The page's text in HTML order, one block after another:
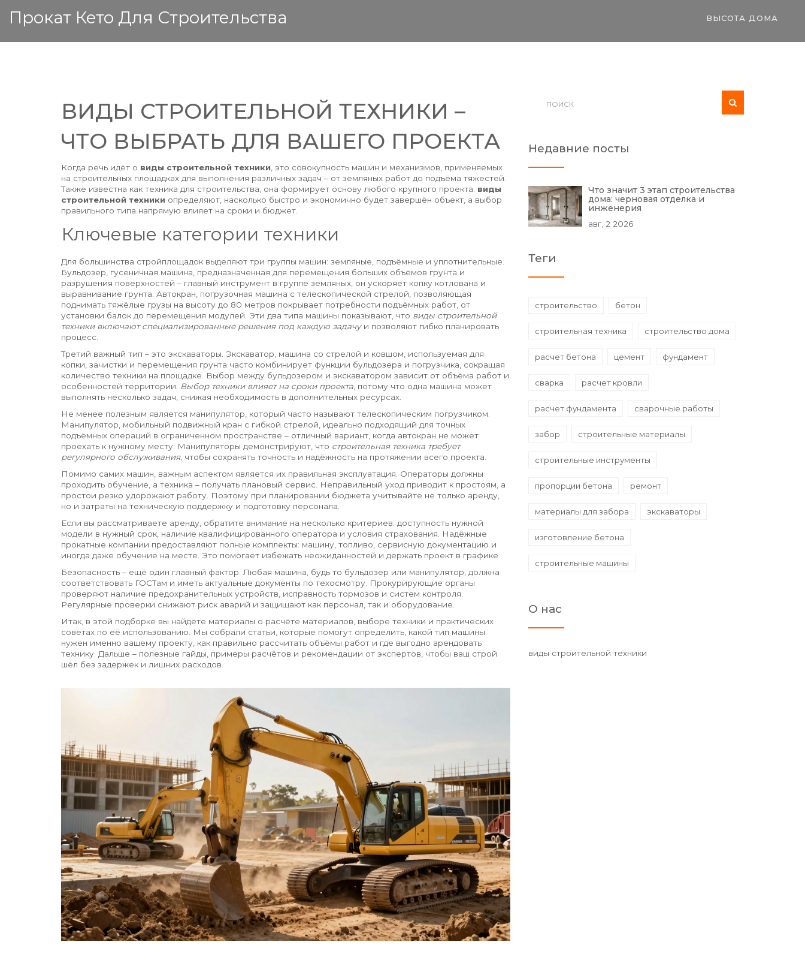
Прокат Кето Для Строительства ВЫСОТА ДОМА
ВИДЫ СТРОИТЕЛЬНОЙ ТЕХНИКИ –
ЧТО ВЫБРАТЬ ДЛЯ ВАШЕГО ПРОЕКТА
Когда речь идёт о виды строительной техники это совокупность машин и механизмов, применяемых
на строительных площадках для выполнения различных задач – от земляных работ до подъёма тяжестей
Также известна как техника для строительства , она формирует основу любого крупного проекта. виды
строительной техники определяют, насколько быстро и экономично будет завершён объект, а выбор
правильного типа напрямую влияет на сроки и бюджет.
Ключевые категории техники
Для большинства стройплощадок выделяют три группы машин: земляные, подъёмные и уплотнительные.
Бульдозер гусеничная машина, предназначенная для перемещения больших объёмов грунта и
разрушения поверхностей – главный инструмент в группе земляных, он ускоряет копку котлована и
выравнивание грунта. Автокран погрузочная машина с телескопической стрелой, позволяющая
поднимать тяжёлые грузы на высоту до 80 метров покрывает потребности подъёмных работ, от
установки балок до перемещения модулей. Эти два типа машины показывают, что виды строительной
техники включают специализированные решения под каждую задачуи позволяют гибко планировать
процесс.
Третий важный тип – это экскаваторы. Экскаватор машина со стрелой и ковшом, используемая для
копки, зачистки и перемещения грунта часто комбинирует функции бульдозера и погрузчика, сокращая
количество техники на площадке. Выбор между бульдозером и экскаватором зависит от объёма работ и
особенностей территории.
Выбор техники влияет на сроки проекта , потому что одна машина может
выполнять несколько задач, снижая необходимость в дополнительных ресурсах.
Не менее полезным является манипулятор, который часто называют телескопическим погрузчиком.
Манипулятор мобильный подвижный кран с гибкой стрелой, идеально подходящий для точных
подъёмных операций в ограниченном пространстве – отличный вариант, когда автокран не может
проехать к нужному месту. Манипуляторы демонстрируют, что строительная техника требует
регулярного обслуживания, чтобы сохранять точность и надёжность на протяжении всего проекта.
Помимо самих машин, важным аспектом является их правильная эксплуатация. Операторы должны
проходить обучение, а техника – получать плановый сервис. Неправильный уход приводит к простоям, а
простои резко удорожают работу. Поэтому при планировании бюджета учитывайте не только аренду,
но и затраты на техническую поддержку и подготовку персонала.
Если вы рассматриваете аренду, обратите внимание на несколько критериев: доступность нужной
модели в нужный срок, наличие квалифицированного оператора и условия страхования. Надёжные
прокатные компании предоставляют полные комплекты: машину, топливо, сервисную документацию и
иногда даже обучение на месте. Это помогает избежать неожиданностей и держать проект в графике.
Безопасность – ещё один главный фактор. Любая машина, будь то бульдозер или манипулятор, должна
соответствовать ГОСТам и иметь актуальные документы по техосмотру. Прокурирующие органы
проверяют наличие предохранительных устройств, исправность тормозов и систем контроля.
Регулярные проверки снижают риск аварий и защищают как персонал, так и оборудование.
Итак, в этой подборке вы найдёте материалы о расчёте материалов, выборе техники и практических
советах по её использованию. Мы собрали статьи, которые помогут определить, какой тип машины
нужен именно вашему проекту, как правильно рассчитать объёмы работ и где выгодно арендовать
технику. Дальше – полезные гайды, примеры расчётов и рекомендации от экспертов, чтобы ваш строй
шёл без задержек и лишних расходов.
Недавние посты
Что значит 3 этап строительства
дома: черновая отделка и
инженерия
авг, 2 2026
Теги
строительство бетон
строительная техника строительство дома
расчет бетона цемент фундамент
сварка расчет кровли
расчет фундамента сварочные работы
забор строительные материалы
строительные инструменты
пропорции бетона ремонт
материалы для забора экскаваторы
изготовление бетона
строительные машины
О нас
виды строительной техники